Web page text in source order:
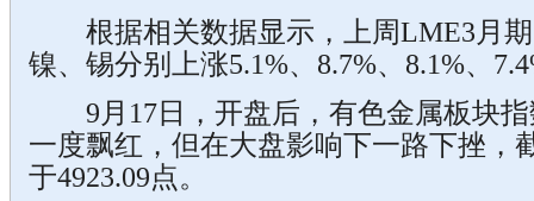
根据相关数据显示，上周LME3月期
镍、锡分别上涨5.1%、8.7%、8.1%、
9月17日，开盘后，有色金属板块指
一度飘红，但在大盘影响下一路下挫，
于4923.09点。